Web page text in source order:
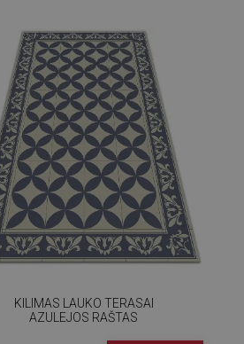
KILIMAS LAUKO TERASAI
AZULEJOS RAŠTAS